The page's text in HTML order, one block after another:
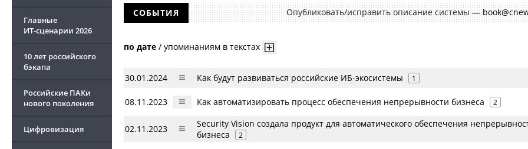
Главные
ИТ-сценарии 2026
10 лет российского
бэкапа
Российские ПАКи
нового поколения
Цифровизация
СОБЫТИЯ Опубликовать/исправить описание системы —
по дате / упоминаниям в текстах
30.01.2024 Как будут развиваться российские ИБ-экосистемы 1
08.11.2023 Как автоматизировать процесс обеспечения непрерывности бизнеса 2
02.11.2023
Security Vision создала продукт для автоматического обеспечения
бизнеса
2